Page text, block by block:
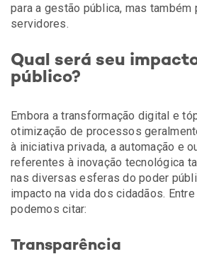
para a gestão pública, mas também
servidores.
Qual será seu
público?
Embora a transformação digital e
otimização de processos
à iniciativa privada, a automação e
referentes à inovação tecnológica
nas diversas esferas do poder
impacto na vida dos cidadãos.
podemos citar:
Transparência